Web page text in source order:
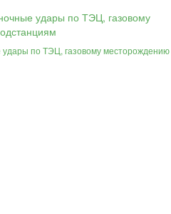
по ТЭЦ, газовому месторождению